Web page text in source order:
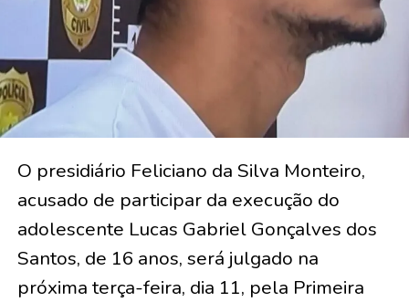
O presidiário Feliciano da Silva Monteiro,
acusado de participar da execução do
adolescente Lucas Gabriel Gonçalves dos
Santos, de 16 anos, será julgado na
próxima terça-feira, dia 11, pela Primeira